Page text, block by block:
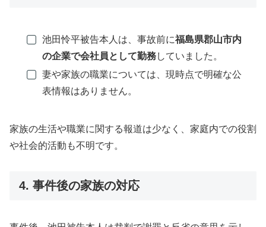
池田怜平被告本人は、事故前に福島県郡山市内
の企業で会社員として勤務していました。
妻や家族の職業については、現時点で明確な公
表情報はありません。
家族の生活や職業に関する報道は少なく、家庭内での役割
や社会的活動も不明です。
4. 事件後の家族の対応